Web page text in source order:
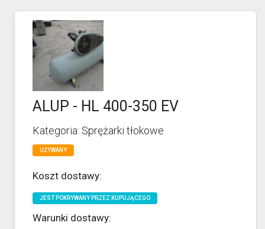
ALUP - HL 400-350 EV
Kategoria: Sprężarki tłokowe
UŻYWANY
Koszt dostawy:
JEST POKRYWANY PRZEZ KUPUJĄCEGO
Warunki dostawy: